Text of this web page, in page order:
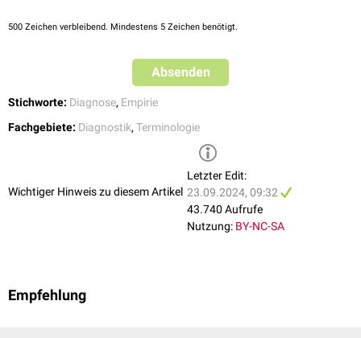
500 Zeichen verbleibend. Mindestens 5 Zeichen benötigt.
Absenden
Stichworte: Diagnose, Empirie
Fachgebiete: Diagnostik, Terminologie
Wichtiger Hinweis zu diesem Artikel
Letzter Edit:
23.09.2024, 09:32
43.740 Aufrufe
Nutzung: BY-NC-SA
Empfehlung